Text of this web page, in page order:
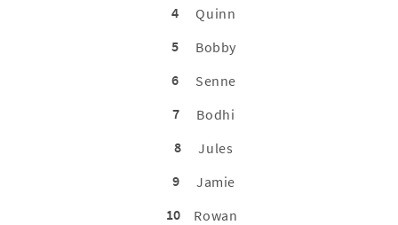
4
Quinn
5
Bobby
6
Senne
7
Bodhi
8
Jules
9
Jamie
10
Rowan